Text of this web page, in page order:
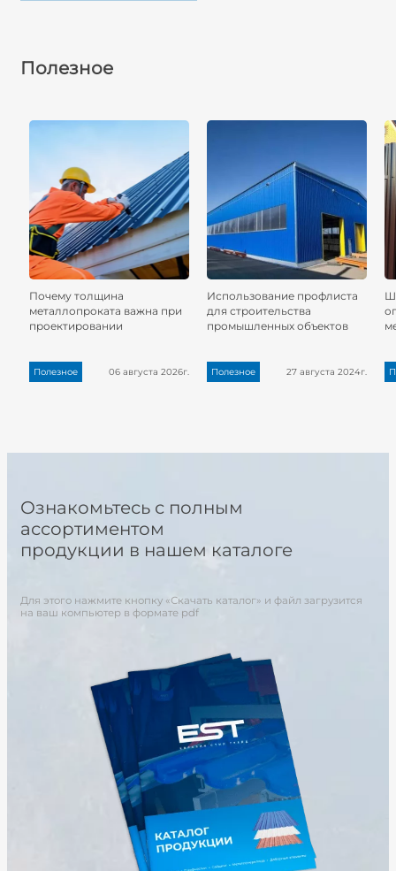
Полезное
Почему толщина
металлопроката важна при
проектировании
Полезное 06 августа 2026г.
Использование профлиста
для строительства
промышленных объектов
Полезное 27 августа 2024г.
Ознакомьтесь с полным
ассортиментом
продукции в нашем каталоге
Для этого нажмите кнопку «Скачать каталог» и файл загрузится
на ваш компьютер в формате pdf